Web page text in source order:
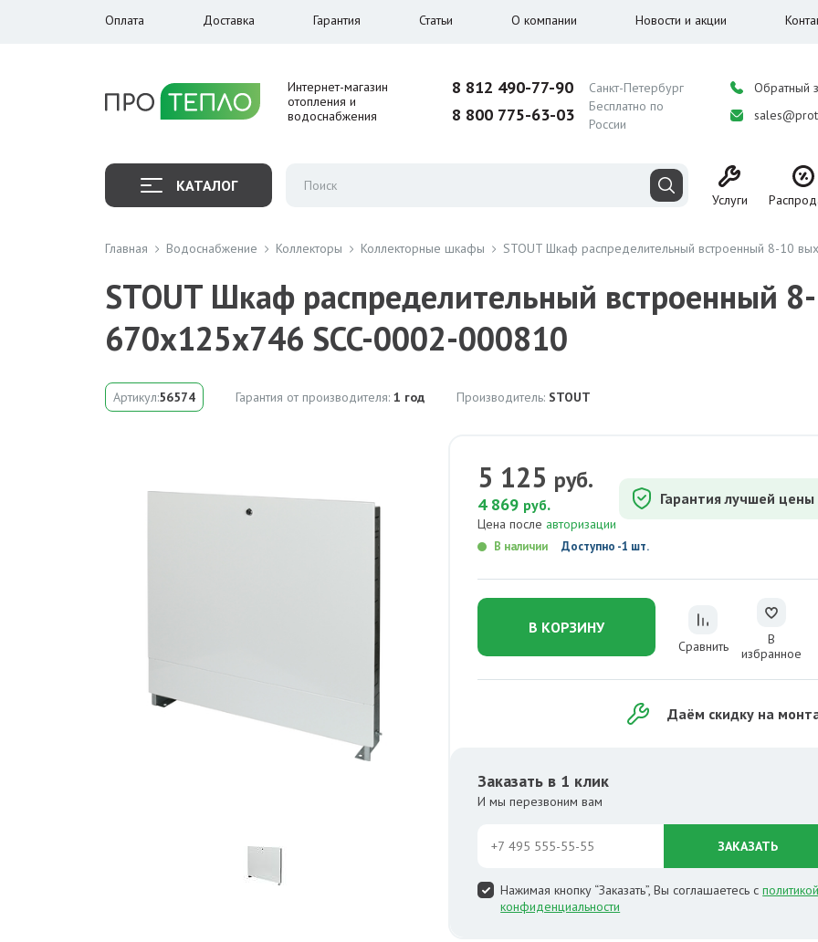
Оплата Доставка Гарантия Статьи О компании Новости и акции
Интернет-магазин
отопления и
водоснабжения
8 812 490-77-90 Санкт-Петербург
8 800 775-63-03
Бесплатно по
России
Обратный
КАТАЛОГ
Услуги
Главная Водоснабжение Коллекторы Коллекторные шкафы STOUT Шкаф распределительный встроенный 8-10
STOUT Шкаф распределительный встроенный
670х125х746 SCC-0002-000810
Артикул:56574 Гарантия от производителя: 1 год Производитель: STOUT
5 125 руб.
4 869 руб.
Цена после авторизации
Гарантия лучшей цены
В наличии Доступно -1 шт.
В КОРЗИНУ
Сравнить
В
избранное
Даём скидку на
Заказать в 1 клик
И мы перезвоним вам
ЗАКАЗАТЬ
Нажимая кнопку “Заказать”, Вы соглашаетесь сполитикой
конфиденциальности